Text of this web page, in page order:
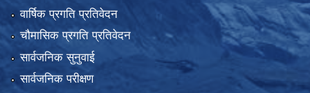
वार्षिक प्रगति प्रतिवेदन
चौमासिक प्रगति प्रतिवेदन
सार्वजनिक सुनुवाई
सार्वजनिक परीक्षण